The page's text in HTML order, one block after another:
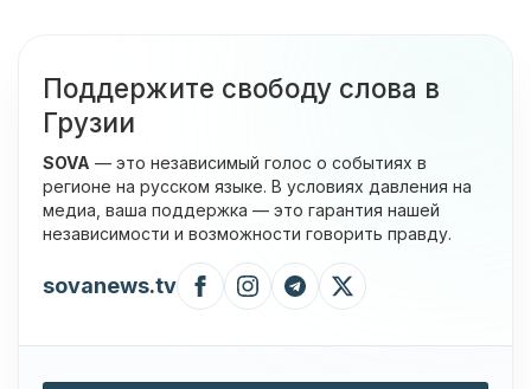
Поддержите свободу слова в
Грузии
SOVA — это независимый голос о событиях в
регионе на русском языке. В условиях давления на
медиа, ваша поддержка — это гарантия нашей
независимости и возможности говорить правду.
sovanews.tv